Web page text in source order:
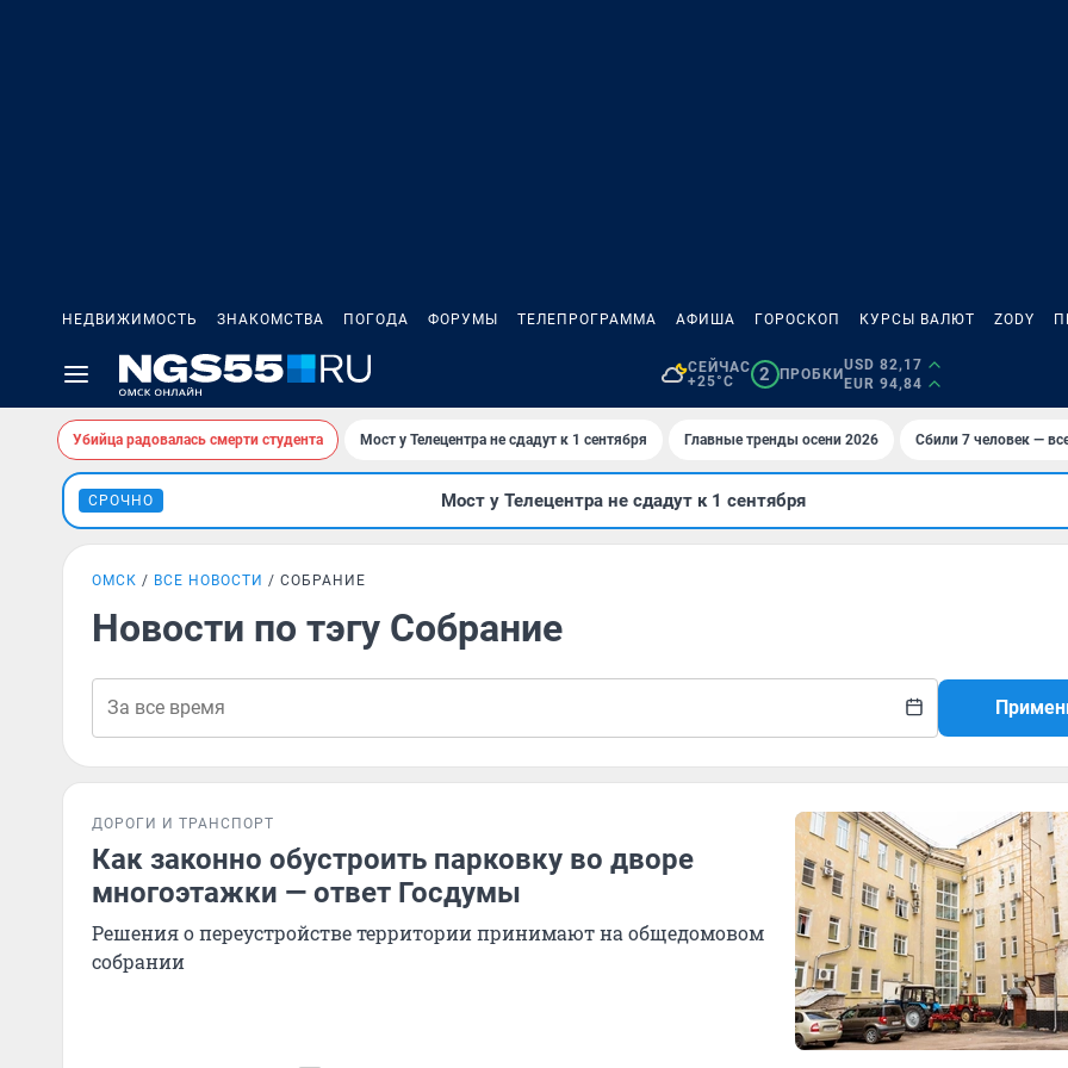
НЕДВИЖИМОСТЬ ЗНАКОМСТВА ПОГОДА ФОРУМЫ ТЕЛЕПРОГРАММА АФИША ГОРОСКОП КУРСЫ ВАЛЮТ ZODY
СЕЙЧАС
+25°C
2 ПРОБКИ
USD 82,17
EUR 94,84
Убийца радовалась смерти студента Мост у Телецентра не сдадут к 1 сентября Главные тренды осени 2026 Сбили 7 человек —
СРОЧНО Мост у Телецентра не сдадут к 1 сентября
ОМСК ВСЕ НОВОСТИ СОБРАНИЕ
Новости по тэгу Собрание
ДОРОГИ И ТРАНСПОРТ
Как законно обустроить парковку во дворе
многоэтажки — ответ Госдумы
Решения о переустройстве территории принимают на общедомовом
собрании